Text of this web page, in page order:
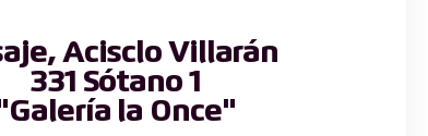
Acisclo Villarán
331 Sótano 1
la Once"